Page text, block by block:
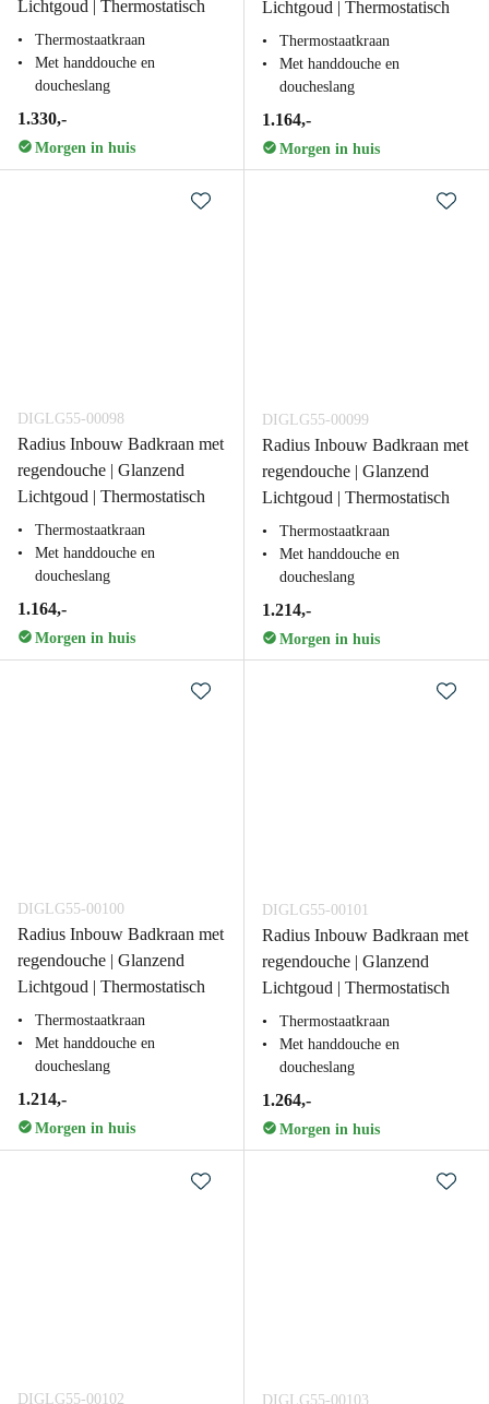
Lichtgoud | Thermostatisch
Thermostaatkraan
Met handdouche en
doucheslang
1.330,-
Morgen in huis
Lichtgoud | Thermostatisch
Thermostaatkraan
Met handdouche en
doucheslang
1.164,-
Morgen in huis
DIGLG55-00098
Radius Inbouw Badkraan met
regendouche | Glanzend
Lichtgoud | Thermostatisch
Thermostaatkraan
Met handdouche en
doucheslang
1.164,-
Morgen in huis
DIGLG55-00099
Radius Inbouw Badkraan met
regendouche | Glanzend
Lichtgoud | Thermostatisch
Thermostaatkraan
Met handdouche en
doucheslang
1.214,-
Morgen in huis
DIGLG55-00100
Radius Inbouw Badkraan met
regendouche | Glanzend
Lichtgoud | Thermostatisch
Thermostaatkraan
Met handdouche en
doucheslang
1.214,-
Morgen in huis
DIGLG55-00101
Radius Inbouw Badkraan met
regendouche | Glanzend
Lichtgoud | Thermostatisch
Thermostaatkraan
Met handdouche en
doucheslang
1.264,-
Morgen in huis
DIGLG55-00102 DIGLG55-00103